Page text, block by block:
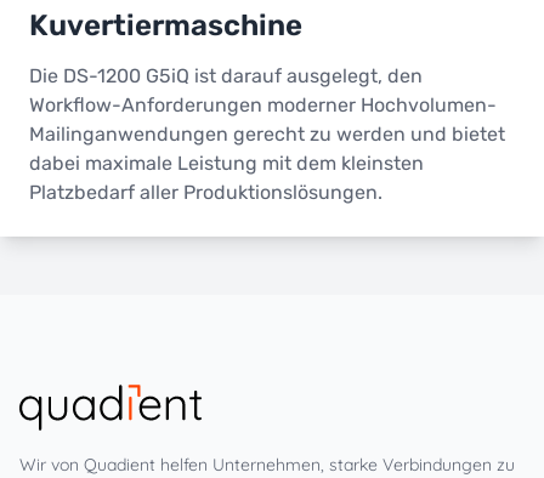
Kuvertiermaschine
Die DS-1200 G5iQ ist darauf ausgelegt, den
Workflow-Anforderungen moderner Hochvolumen-
Mailinganwendungen gerecht zu werden und bietet
dabei maximale Leistung mit dem kleinsten
Platzbedarf aller Produktionslösungen.
Wir von Quadient helfen Unternehmen, starke Verbindungen zu